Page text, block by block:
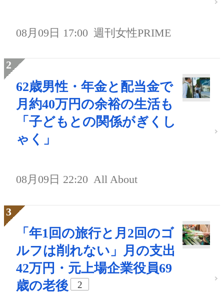
08月09日 17:00 週刊女性PRIME
62歳男性・年金と配当金で
月約40万円の余裕の生活も
「子どもとの関係がぎくし
ゃく」
08月09日 22:20 All About
「年1回の旅行と月2回のゴ
ルフは削れない」月の支出
42万円・元上場企業役員69
歳の老後
2